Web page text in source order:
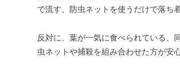
で流す、防虫ネットを使うだけで落ち
反対に、葉が一気に食べられている、
虫ネットや捕殺を組み合わせた方が安